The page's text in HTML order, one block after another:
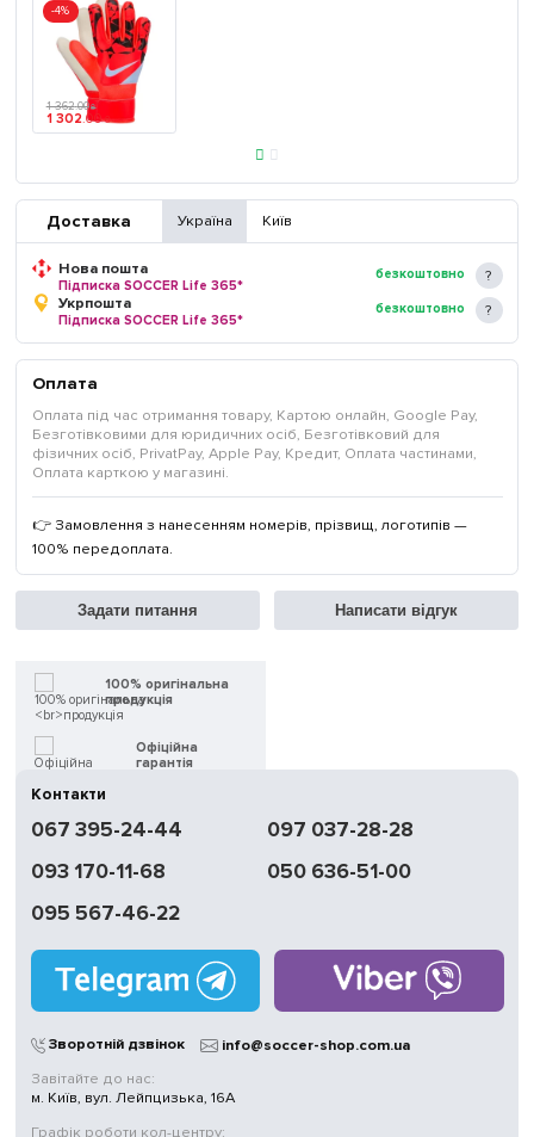
-4%
1 362.00 ₴
1 302.00 ₴
Доставка Україна Київ
Нова пошта
Підписка SOCCER Life 365*
безкоштовно
Укрпошта
Підписка SOCCER Life 365*
безкоштовно
Оплата
Оплата під час отримання товару, Картою онлайн, Google Pay,
Безготівковими для юридичних осіб, Безготівковий для
фізичних осіб, PrivatPay, Apple Pay, Кредит, Оплата частинами,
Оплата карткою у магазині.
👉 Замовлення з нанесенням номерів, прізвищ, логотипів —
100% передоплата.
Задати питання Написати відгук
100% оригінальна
продукція
Офіційна
гарантія
доставка
Обмін | Повернення
без вихідних
у Києві
Контакти
067 395-24-44
097 037-28-28
093 170-11-68
050 636-51-00
095 567-46-22
Зворотній дзвінок
info@soccer-shop.com.ua
Завітайте до нас:
м. Київ, вул. Лейпцизька, 16А
Графік роботи кол-центру: